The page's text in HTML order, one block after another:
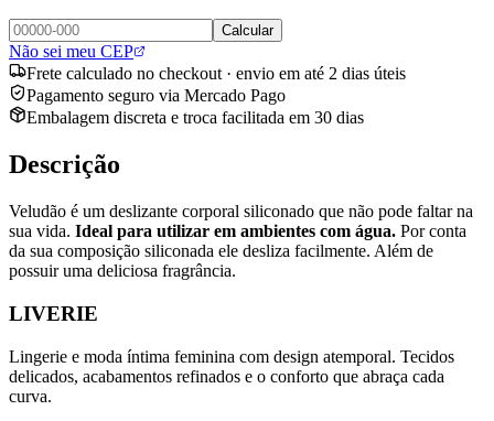
Calcular
Não sei meu CEP
Frete calculado no checkout · envio em até 2 dias úteis
Pagamento seguro via Mercado Pago
Embalagem discreta e troca facilitada em 30 dias
Descrição
Veludão é um deslizante corporal siliconado que não pode faltar na
sua vida. Ideal para utilizar em ambientes com água. Por conta
da sua composição siliconada ele desliza facilmente. Além de
possuir uma deliciosa fragrância.
LIVERIE
Lingerie e moda íntima feminina com design atemporal. Tecidos
delicados, acabamentos refinados e o conforto que abraça cada
curva.